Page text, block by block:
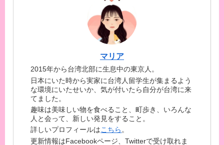
マリア
2015年から台湾北部に生息中の東京人。
日本にいた時から実家に台湾人留学生が集まるよう
な環境にいたせいか、気が付いたら自分が台湾に来
てました。
趣味は美味しい物を食べること、町歩き、いろんな
人と会って、新しい発見をすること。
詳しいプロフィールはこちら。
更新情報はFacebookページ、Twitterで受け取れま